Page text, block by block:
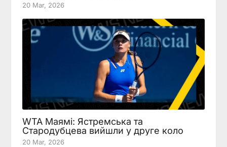
20 Mar, 2026
WTA Маямі: Ястремська та
Стародубцева вийшли у друге коло
20 Mar, 2026